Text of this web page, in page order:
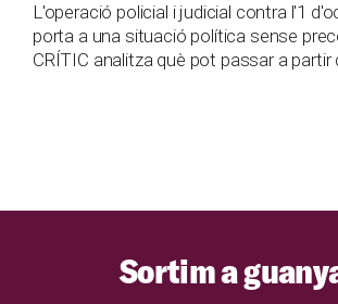
L'operació policial i judicial contra l'1
porta a una situació política sense
CRÍTIC analitza què pot passar a partir
Sortim a